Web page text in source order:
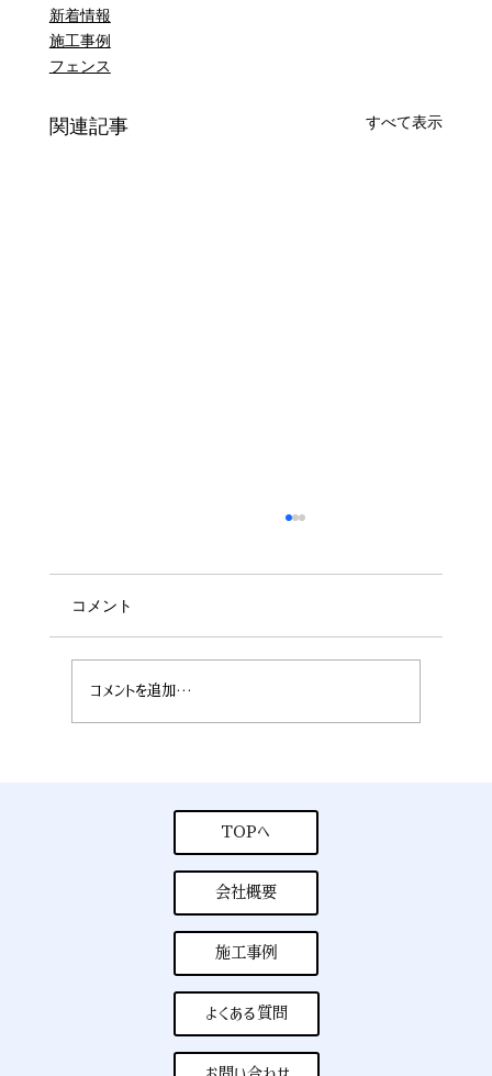
新着情報
施工事例
フェンス
関連記事 すべて表示
コメント
コメントを追加…
TOPへ
会社概要
施工事例
よくある質問